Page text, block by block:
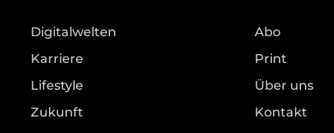
Digitalwelten
Karriere
Lifestyle
Zukunft
Abo
Print
Über uns
Kontakt